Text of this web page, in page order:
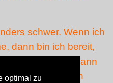
optimal zu
schwer. Wenn ich
dann bin ich bereit,
zu schenken, dann
ohne gleich